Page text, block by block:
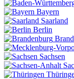
Bayern
Saarland
Berlin
Sachsen